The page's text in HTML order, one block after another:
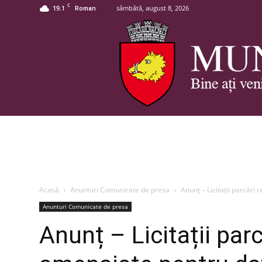
19.1 C Roman sâmbătă, august 8, 2026
Acasă Anunturi Comunicate de presa Anunț – Licitații parcări
Anunturi Comunicate de presa
Anunț – Licitații